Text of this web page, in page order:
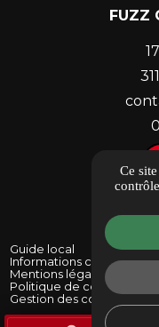
FUZZ
Guide local
Informations
Mentions légales
Politique de
Gestion des cookies
Ce